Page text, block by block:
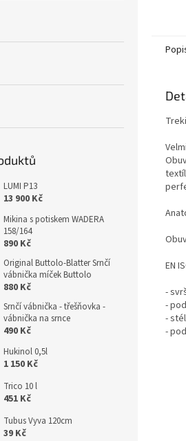
LUMI P13
13 900 Kč
Mikina s potiskem WADERA
158/164
890 Kč
Original Buttolo-Blatter Srnčí
vábnička míček Buttolo
880 Kč
Srnčí vábnička - třešňovka -
vábnička na srnce
490 Kč
Hukinol 0,5l
1 150 Kč
Trico 10 l
451 Kč
Tubus Vyva 120cm
39 Kč
EN
-
-
-
-